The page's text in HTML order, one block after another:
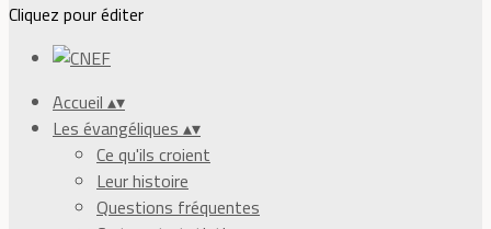
Cliquez pour éditer
Accueil ▴▾
Les évangéliques ▴▾
Ce qu'ils croient
Leur histoire
Questions fréquentes